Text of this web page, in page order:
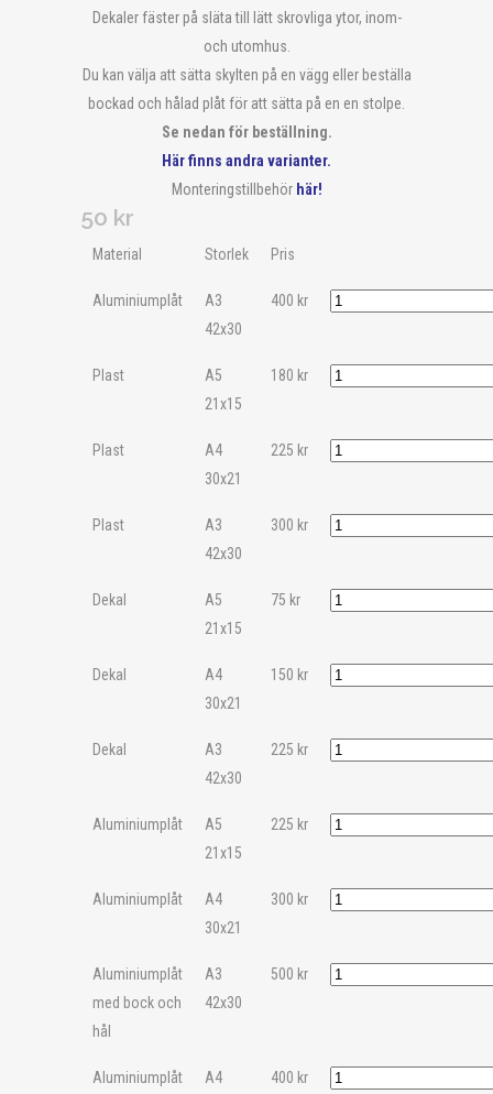
Dekaler fäster på släta till lätt skrovliga ytor, inom-
och utomhus.
Du kan välja att sätta skylten på en vägg eller beställa
bockad och hålad plåt för att sätta på en en stolpe.
Se nedan för beställning.
Här finns andra varianter.
Monteringstillbehör här!
50 kr
Material Storlek Pris
Aluminiumplåt
A3
42x30
400 kr
Plast
A5
21x15
180 kr
Plast
A4
30x21
225 kr
Plast
A3
42x30
300 kr
Dekal
A5
21x15
75 kr
Dekal
A4
30x21
150 kr
Dekal
A3
42x30
225 kr
Aluminiumplåt
A5
21x15
225 kr
Aluminiumplåt
A4
30x21
300 kr
Aluminiumplåt
med bock och
hål
A3
42x30
500 kr
Aluminiumplåt A4 400 kr